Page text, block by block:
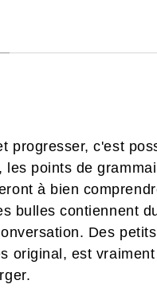
progresser, c'est
les points de
à bien
bulles contiennent
Des
original, est